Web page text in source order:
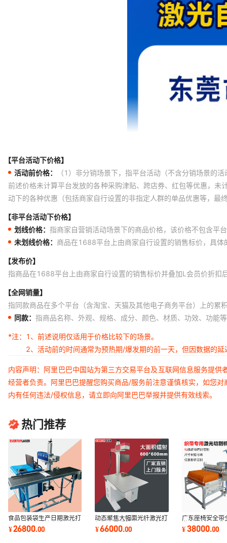
【平台活动下价格】
活动前价格：
（1）非分销场景下，指平台活动（不含分销场景的
前述价格未计算平台发放的各种采购津贴、跨店券、红包等优惠，
动下的各种优惠（包括商家自行设置的非指定人群的单品优惠等，
【非平台活动下价格】
划线价格： 指商家自营销活动场景下的商品价格，该价格不包含平
未划线价格： 商品在1688平台上由商家自行设置的销售标价，具
【发布价】
指商品在1688平台上由商家自行设置的销售标价并叠加L会员价折扣
【全网销量】
指同款商品在多个平台（含淘宝、天猫及其他电子商务平台）上的累
同款： 指商品名称、外观、规格、成分、颜色、材质、功效、功能
*注：
1、前述说明仅适用于价格比较下的场景。
2、活动前的时间通常为预热期/爆发期的前一天，但因数据的
内容声明：阿里巴巴中国站为第三方交易平台及互联网信息服务提
经营者负责。阿里巴巴提醒您购买商品/服务前注意谨慎核实，如您
内有任何违法/侵权信息，请立即向阿里巴巴举报并提供有效线索。
热门推荐
食品包装袋生产日期激光打
码机二氧化碳流水线烟草
co2激光喷码机
¥26800.00
动态聚焦大幅面光纤激光打
标机金属塑胶大面积轮胎激
光镭雕机
¥66000.00
广东座椅安全带
激光切割机尼
边打孔镭射机
¥38000.00